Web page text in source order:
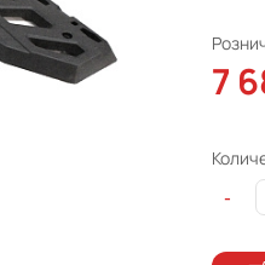
7
-